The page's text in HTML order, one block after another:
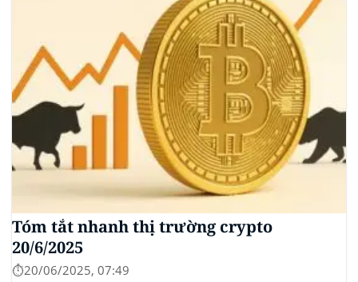
Tóm tắt nhanh thị trường crypto
20/6/2025
⏱️20/06/2025, 07:49